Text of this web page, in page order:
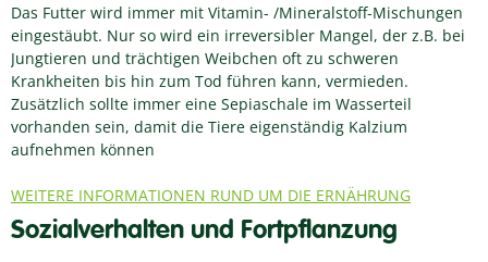
Das Futter wird immer mit Vitamin- /Mineralstoff-Mischungen
eingestäubt. Nur so wird ein irreversibler Mangel, der z.B. bei
Jungtieren und trächtigen Weibchen oft zu schweren
Krankheiten bis hin zum Tod führen kann, vermieden.
Zusätzlich sollte immer eine Sepiaschale im Wasserteil
vorhanden sein, damit die Tiere eigenständig Kalzium
aufnehmen können
WEITERE INFORMATIONEN RUND UM DIE ERNÄHRUNG
Sozialverhalten und Fortpflanzung